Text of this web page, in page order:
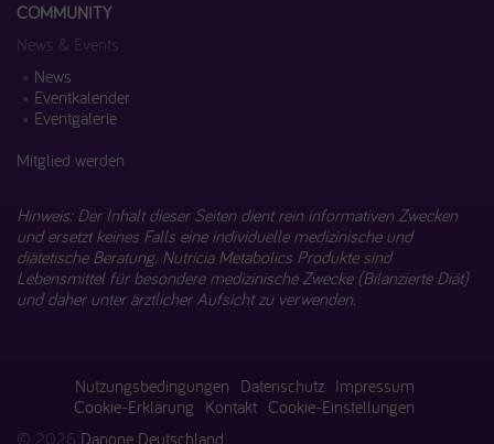
COMMUNITY
News & Events
News
Eventkalender
Eventgalerie
Mitglied werden
Hinweis: Der Inhalt dieser Seiten dient rein informativen Zwecken
und ersetzt keines Falls eine individuelle medizinische und
diätetische Beratung. Nutricia Metabolics Produkte sind
Lebensmittel für besondere medizinische Zwecke (Bilanzierte Diät)
und daher unter ärztlicher Aufsicht zu verwenden.
Nutzungsbedingungen Datenschutz Impressum
Cookie-Erklärung Kontakt Cookie-Einstellungen
© 2026 Danone Deutschland